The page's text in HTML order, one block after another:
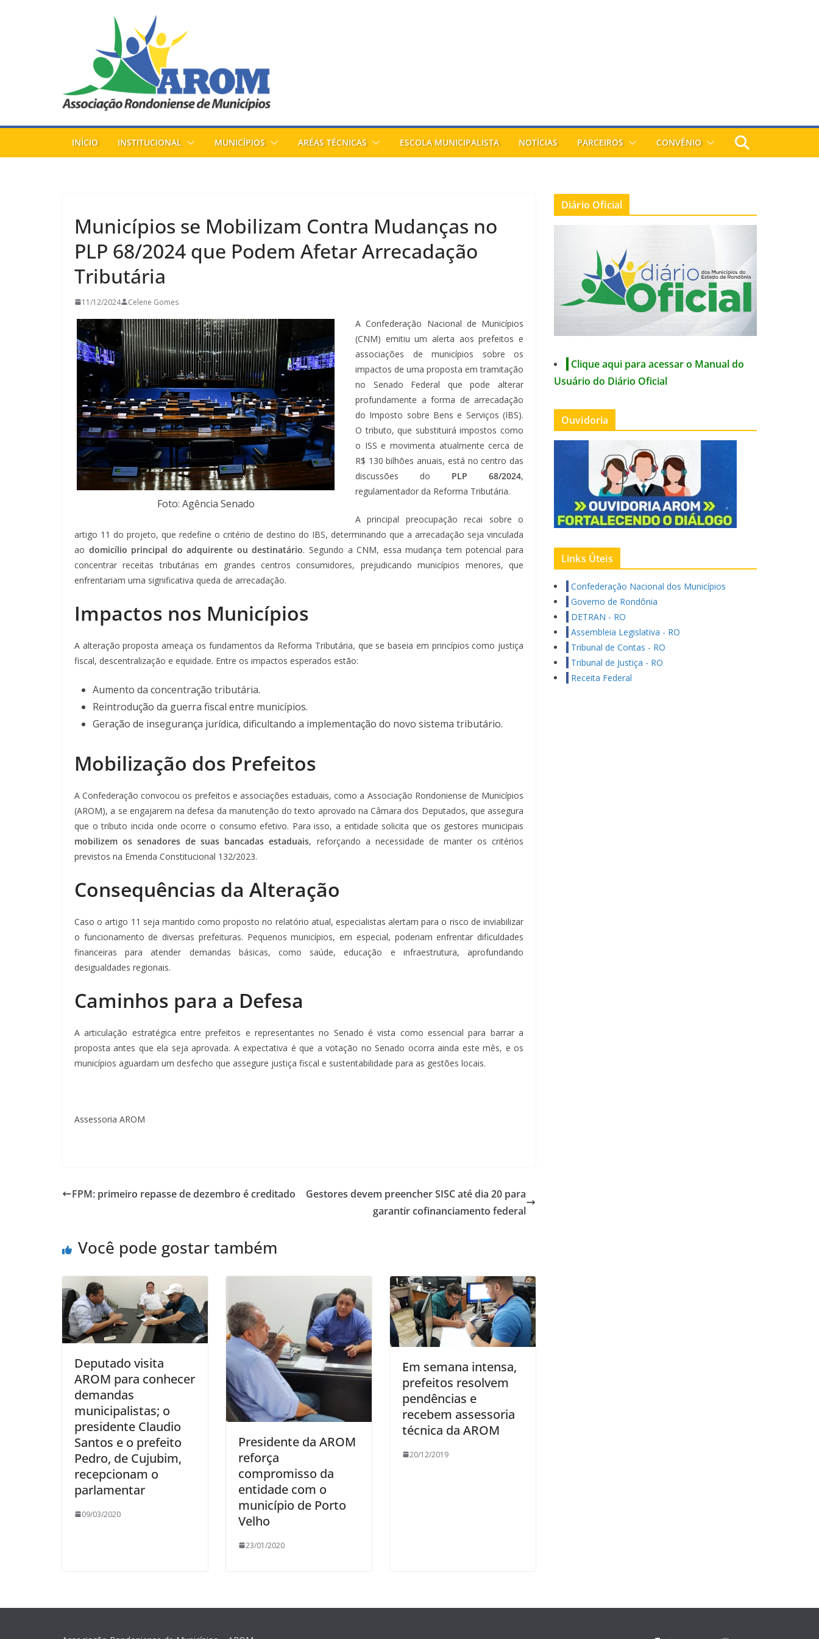
INÍCIO INSTITUCIONAL MUNICÍPIOS ARÉAS TÉCNICAS ESCOLA MUNICIPALISTA NOTÍCIAS PARCEIROS CONVÊNIO
Municípios se Mobilizam Contra Mudanças no
PLP 68/2024 que Podem Afetar Arrecadação
Tributária
11/12/2024 Celene Gomes
Foto: Agência Senado
A Confederação Nacional de Municípios
(CNM) emitiu um alerta aos prefeitos e
associações de municípios sobre os
impactos de uma proposta em tramitação
no Senado Federal que pode alterar
profundamente a forma de arrecadação
do Imposto sobre Bens e Serviços (IBS).
O tributo, que substituirá impostos como
o ISS e movimenta atualmente cerca de
R$ 130 bilhões anuais, está no centro das
discussões do PLP 68/2024,
regulamentador da Reforma Tributária.
A principal preocupação recai sobre o
artigo 11 do projeto, que redefine o critério de destino do IBS, determinando que a arrecadação seja vinculada
ao domicílio principal do adquirente ou destinatário. Segundo a CNM, essa mudança tem potencial para
concentrar receitas tributárias em grandes centros consumidores, prejudicando municípios menores, que
enfrentariam uma significativa queda de arrecadação.
Impactos nos Municípios
A alteração proposta ameaça os fundamentos da Reforma Tributária, que se baseia em princípios como justiça
fiscal, descentralização e equidade. Entre os impactos esperados estão:
Aumento da concentração tributária.
Reintrodução da guerra fiscal entre municípios.
Geração de insegurança jurídica, dificultando a implementação do novo sistema tributário.
Mobilização dos Prefeitos
A Confederação convocou os prefeitos e associações estaduais, como a Associação Rondoniense de Municípios
(AROM), a se engajarem na defesa da manutenção do texto aprovado na Câmara dos Deputados, que assegura
que o tributo incida onde ocorre o consumo efetivo. Para isso, a entidade solicita que os gestores municipais
mobilizem os senadores de suas bancadas estaduais, reforçando a necessidade de manter os critérios
previstos na Emenda Constitucional 132/2023.
Consequências da Alteração
Caso o artigo 11 seja mantido como proposto no relatório atual, especialistas alertam para o risco de inviabilizar
o funcionamento de diversas prefeituras. Pequenos municípios, em especial, poderiam enfrentar dificuldades
financeiras para atender demandas básicas, como saúde, educação e infraestrutura, aprofundando
desigualdades regionais.
Caminhos para a Defesa
A articulação estratégica entre prefeitos e representantes no Senado é vista como essencial para barrar a
proposta antes que ela seja aprovada. A expectativa é que a votação no Senado ocorra ainda este mês, e os
municípios aguardam um desfecho que assegure justiça fiscal e sustentabilidade para as gestões locais.
Assessoria AROM
FPM: primeiro repasse de dezembro é creditado
Gestores devem preencher SISC até dia 20 para
garantir cofinanciamento federal
Você pode gostar também
Deputado visita
AROM para conhecer
demandas
municipalistas; o
presidente Claudio
Santos e o prefeito
Pedro, de Cujubim,
recepcionam o
parlamentar
09/03/2020
Presidente da AROM
reforça
compromisso da
entidade com o
município de Porto
Velho
23/01/2020
Em semana intensa,
prefeitos resolvem
pendências e
recebem assessoria
técnica da AROM
20/12/2019
Diário Oficial
Clique aqui para acessar o Manual do
Usuário do Diário Oficial
Ouvidoria
Links Úteis
Confederação Nacional dos Municípios
Governo de Rondônia
DETRAN - RO
Assembleia Legislativa - RO
Tribunal de Contas - RO
Tribunal de Justiça - RO
Receita Federal